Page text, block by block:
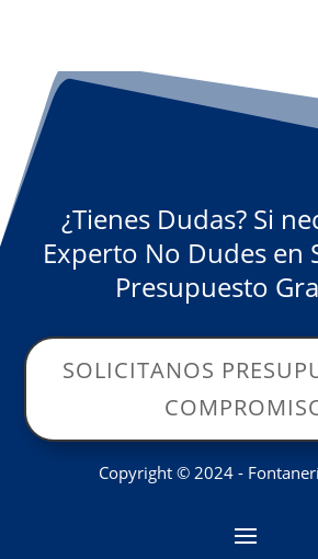
¿Tienes Dudas? Si
Experto No Dudes en
Presupuesto
SOLICITANOS
Copyright © 2024 -